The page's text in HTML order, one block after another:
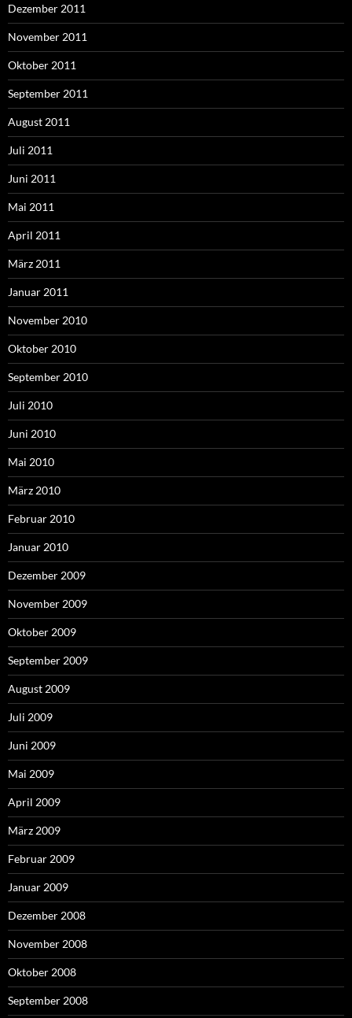
Dezember 2011
November 2011
Oktober 2011
September 2011
August 2011
Juli 2011
Juni 2011
Mai 2011
April 2011
März 2011
Januar 2011
November 2010
Oktober 2010
September 2010
Juli 2010
Juni 2010
Mai 2010
März 2010
Februar 2010
Januar 2010
Dezember 2009
November 2009
Oktober 2009
September 2009
August 2009
Juli 2009
Juni 2009
Mai 2009
April 2009
März 2009
Februar 2009
Januar 2009
Dezember 2008
November 2008
Oktober 2008
September 2008